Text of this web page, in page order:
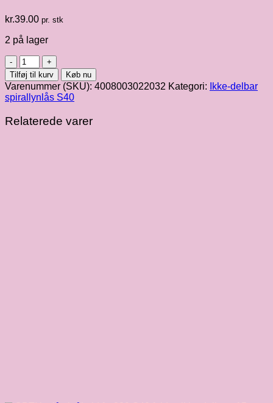
kr.39.00 pr. stk
2 på lager
OPTI
lynlås
i
hvid
fv.
009
S40
Tilføj til kurv Køb nu
Varenummer (SKU): 4008003022032 Kategori:
Ikke-delbar
spirallynlås S40
Relaterede varer